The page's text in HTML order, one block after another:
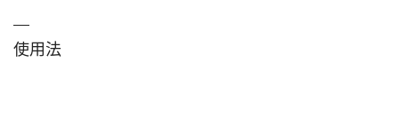
使用法